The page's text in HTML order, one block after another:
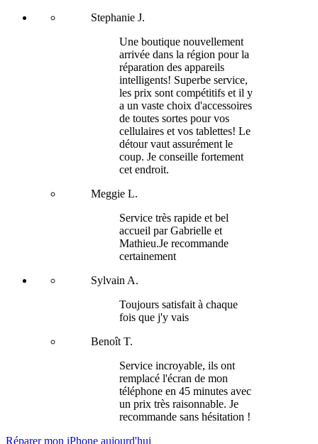
Stephanie J.
Une boutique nouvellement
arrivée dans la région pour la
réparation des appareils
intelligents! Superbe service,
les prix sont compétitifs et il y
a un vaste choix d'accessoires
de toutes sortes pour vos
cellulaires et vos tablettes! Le
détour vaut assurément le
coup. Je conseille fortement
cet endroit.
Meggie L.
Service très rapide et bel
accueil par Gabrielle et
Mathieu.Je recommande
certainement
Sylvain A.
Toujours satisfait à chaque
fois que j'y vais
Benoît T.
Service incroyable, ils ont
remplacé l'écran de mon
téléphone en 45 minutes avec
un prix très raisonnable. Je
recommande sans hésitation !
Réparer mon iPhone aujourd'hui